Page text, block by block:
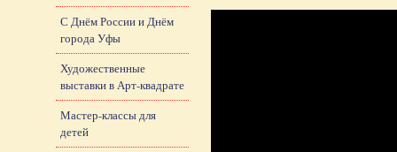
С Днём России и Днём
города Уфы
Художественные
выставки в Арт-квадрате
Мастер-классы для
детей